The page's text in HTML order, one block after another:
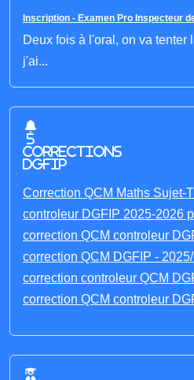
Inscription - Examen Pro Inspecteur
Deux fois à l'oral, on va tenter
j'ai...
5
corrections
DGFIP
Correction QCM Maths Sujet-
controleur DGFIP 2025-2026
correction QCM controleur
correction QCM DGFIP -
correction controleur QCM
correction QCM controleur